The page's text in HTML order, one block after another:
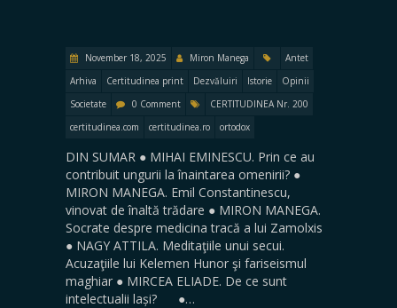
November 18, 2025 Miron Manega
Antet
Arhiva
Certitudinea print Dezvăluiri Istorie
Opinii
Societate
0 Comment
CERTITUDINEA Nr. 200
certitudinea.com
certitudinea.ro ortodox
DIN SUMAR ● MIHAI EMINESCU. Prin ce au
contribuit ungurii la înaintarea omenirii? ●
MIRON MANEGA. Emil Constantinescu,
vinovat de înaltă trădare ● MIRON MANEGA.
Socrate despre medicina tracă a lui Zamolxis
● NAGY ATTILA. Meditaţiile unui secui.
Acuzaţiile lui Kelemen Hunor şi fariseismul
maghiar ● MIRCEA ELIADE. De ce sunt
intelectualii lași? ●…